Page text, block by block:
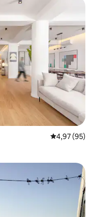
4,97 de uma
4,97 (95)